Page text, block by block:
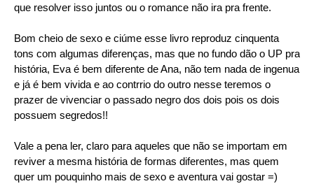
que resolver isso juntos ou o romance não ira pra frente.
Bom cheio de sexo e ciúme esse livro reproduz cinquenta
tons com algumas diferenças, mas que no fundo dão o UP pra
história, Eva é bem diferente de Ana, não tem nada de ingenua
e já é bem vivida e ao contrrio do outro nesse teremos o
prazer de vivenciar o passado negro dos dois pois os dois
possuem segredos!!
Vale a pena ler, claro para aqueles que não se importam em
reviver a mesma história de formas diferentes, mas quem
quer um pouquinho mais de sexo e aventura vai gostar =)